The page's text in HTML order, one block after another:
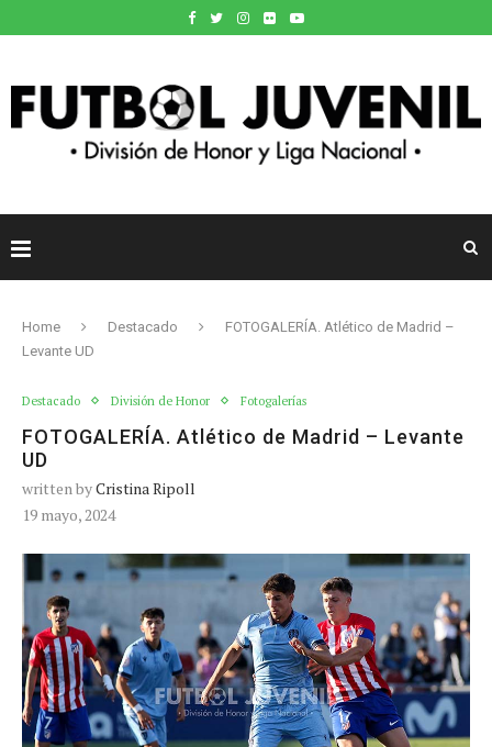
Home Destacado
FOTOGALERÍA. Atlético de Madrid –
Levante UD
Destacado División de Honor Fotogalerías
FOTOGALERÍA. Atlético de Madrid – Levante
UD
written byCristina Ripoll
19 mayo, 2024